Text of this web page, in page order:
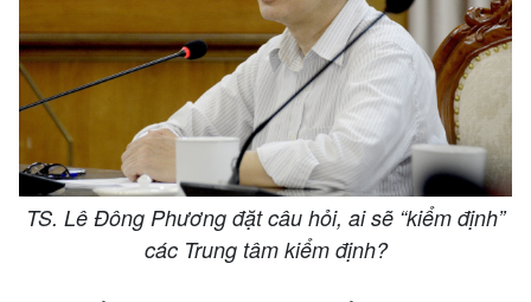
TS. Lê Đông Phương đặt câu hỏi, ai sẽ “kiểm định”
các Trung tâm kiểm định?